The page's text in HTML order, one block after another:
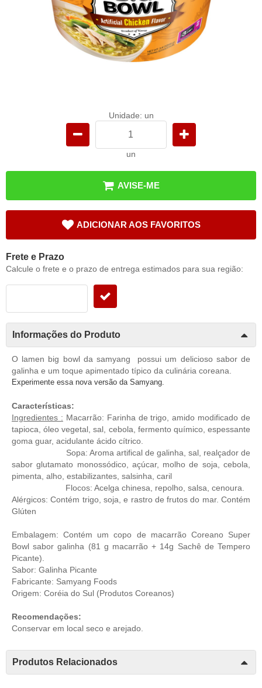
Unidade: un
un
AVISE-ME
ADICIONAR AOS FAVORITOS
Frete e Prazo
Calcule o frete e o prazo de entrega estimados para sua região:
Informações do Produto
O lamen big bowl da samyang possui um delicioso sabor de
galinha e um toque apimentado típico da culinária coreana.
Experimente essa nova versão da Samyang.
Características:
Ingredientes : Macarrão: Farinha de trigo, amido modificado de
tapioca, óleo vegetal, sal, cebola, fermento químico, espessante
goma guar, acidulante ácido cítrico.
Sopa: Aroma artifical de galinha, sal, realçador de
sabor glutamato monossódico, açúcar, molho de soja, cebola,
pimenta, alho, estabilizantes, salsinha, caril
Flocos: Acelga chinesa, repolho, salsa, cenoura.
Alérgicos: Contém trigo, soja, e rastro de frutos do mar. Contém
Glúten
Embalagem: Contém um copo de macarrão Coreano Super
Bowl sabor galinha (81 g macarrão + 14g Sachê de Tempero
Picante).
Sabor: Galinha Picante
Fabricante: Samyang Foods
Origem: Coréia do Sul (Produtos Coreanos)
Recomendações:
Conservar em local seco e arejado.
Produtos Relacionados